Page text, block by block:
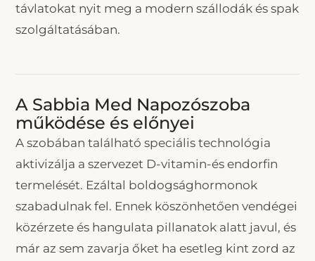
távlatokat nyit meg a modern szállodák és spak
szolgáltatásában.
A Sabbia Med Napozószoba
működése és előnyei
A szobában található speciális technológia
aktivizálja a szervezet D-vitamin-és endorfin
termelését. Ezáltal boldogsághormonok
szabadulnak fel. Ennek köszönhetően vendégei
közérzete és hangulata pillanatok alatt javul, és
már az sem zavarja őket ha esetleg kint zord az